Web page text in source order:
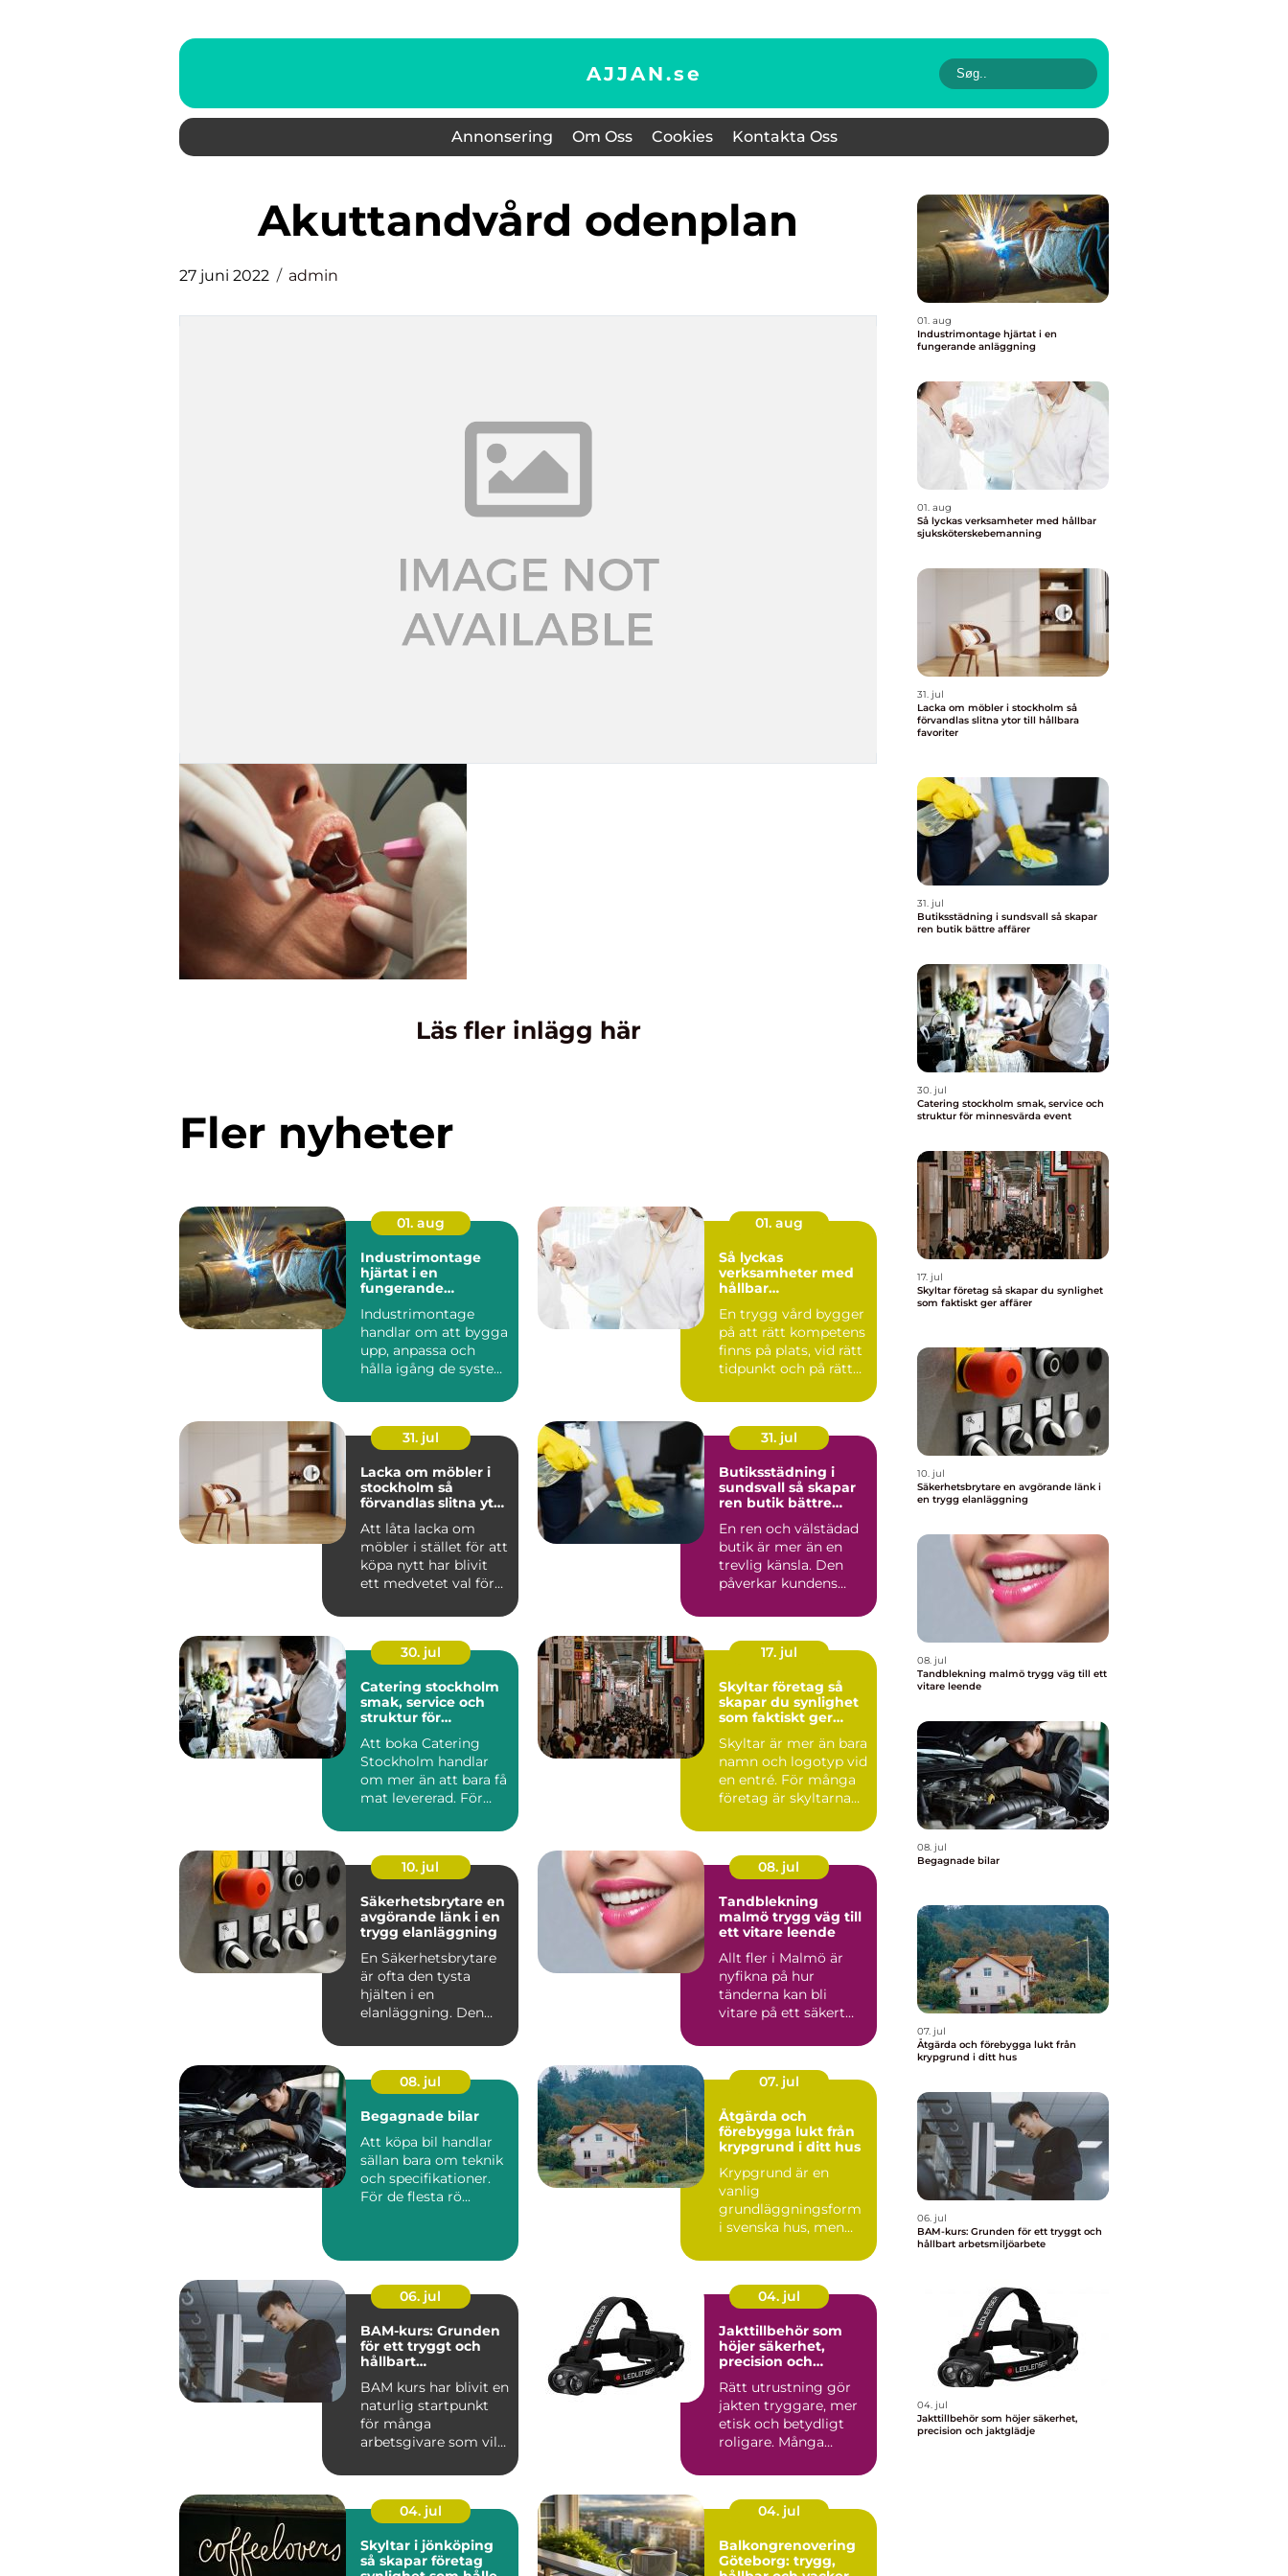
AJJAN.se
Annonsering Om Oss Cookies Kontakta Oss
Akuttandvård odenplan
27 juni 2022 admin
Läs fler inlägg här
Fler nyheter
01. aug
Industrimontage
hjärtat i en
fungerande
Industrimontage
handlar om att bygga
upp, anpassa och
hålla igång de system
att ...
01. aug
Så lyckas
verksamheter med
hållbar
ning
En trygg vård bygger
på att rätt kompetens
finns på plats, vid rätt
tidpunkt och på rätt
31. jul
Lacka om möbler i
stockholm så
förvandlas slitna ytor
Att låta lacka om
möbler i stället för att
köpa nytt har blivit
ett medvetet val för
31. jul
Butiksstädning i
sundsvall så skapar
ren butik bättre
En ren och välstädad
butik är mer än en
trevlig känsla. Den
påverkar kundens
län...
30. jul
Catering stockholm
smak, service och
struktur för
Att boka Catering
Stockholm handlar
om mer än att bara få
mat levererad. För
röda...
17. jul
Skyltar företag så
skapar du synlighet
som faktiskt ger
Skyltar är mer än bara
namn och logotyp vid
en entré. För många
företag är skyltarna
10. jul
Säkerhetsbrytare en
avgörande länk i en
trygg elanläggning
En Säkerhetsbrytare
är ofta den tysta
hjälten i en
elanläggning. Den
vardagen, men nä...
08. jul
Tandblekning
malmö trygg väg till
ett vitare leende
Allt fler i Malmö är
nyfikna på hur
tänderna kan bli
vitare på ett säkert
r...
08. jul
Begagnade bilar
Att köpa bil handlar
sällan bara om teknik
och specifikationer.
För de flesta rö...
07. jul
Åtgärda och
förebygga lukt från
krypgrund i ditt hus
Krypgrund är en
vanlig
grundläggningsform
i svenska hus, men
uts...
06. jul
BAM-kurs: Grunden
för ett tryggt och
hållbart
BAM kurs har blivit en
naturlig startpunkt
för många
arbetsgivare som vill
04. jul
Jakttillbehör som
höjer säkerhet,
precision och
Rätt utrustning gör
jakten tryggare, mer
etisk och betydligt
roligare. Många
vapen...
04. jul
Skyltar i jönköping
så skapar företag
04. jul
Balkongrenovering
Göteborg: trygg,
01. aug
Industrimontage hjärtat i en
fungerande anläggning
01. aug
Så lyckas verksamheter med hållbar
sjuksköterskebemanning
31. jul
Lacka om möbler i stockholm så
förvandlas slitna ytor till hållbara
favoriter
31. jul
Butiksstädning i sundsvall så skapar
ren butik bättre affärer
30. jul
Catering stockholm smak, service och
struktur för minnesvärda event
17. jul
Skyltar företag så skapar du synlighet
som faktiskt ger affärer
10. jul
Säkerhetsbrytare en avgörande länk i
en trygg elanläggning
08. jul
Tandblekning malmö trygg väg till ett
vitare leende
08. jul
Begagnade bilar
07. jul
Åtgärda och förebygga lukt från
krypgrund i ditt hus
06. jul
BAM-kurs: Grunden för ett tryggt och
hållbart arbetsmiljöarbete
04. jul
Jakttillbehör som höjer säkerhet,
precision och jaktglädje